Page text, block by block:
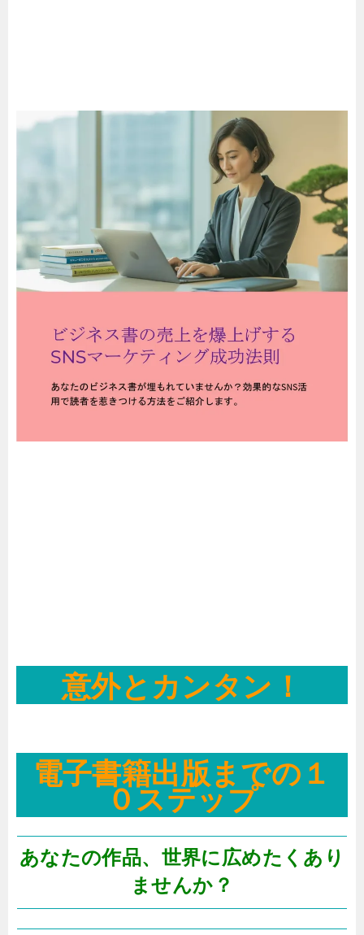
意外とカンタン！
電子書籍出版までの１
０ステップ
あなたの作品、世界に広めたくあり
ませんか？